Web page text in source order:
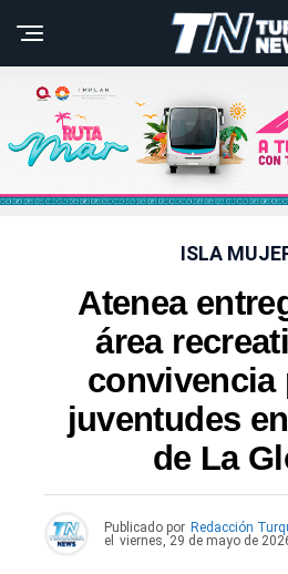
ISLA
Atenea
área
convivencia
juventudes
de La
Publicado por Redacción
el viernes, 29 de mayo de